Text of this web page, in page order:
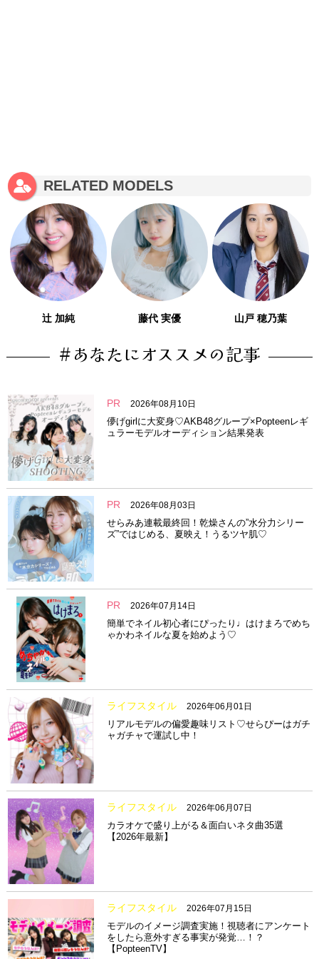
RELATED MODELS
辻 加純 藤代 実優 山戸 穂乃葉
#あなたにオススメの記事
PR 2026年08月10日
儚げgirlに大変身♡AKB48グループ×Popteenレギ
ュラーモデルオーディション結果発表
PR 2026年08月03日
せらみあ連載最終回！乾燥さんの”水分力シリー
ズ”ではじめる、夏映え！うるツヤ肌♡
PR 2026年07月14日
簡単でネイル初心者にぴったり♩はけまろでめち
ゃかわネイルな夏を始めよう♡
ライフスタイル 2026年06月01日
リアルモデルの偏愛趣味リスト♡せらぴーはガチ
ャガチャで運試し中！
ライフスタイル 2026年06月07日
カラオケで盛り上がる＆面白いネタ曲35選
【2026年最新】
ライフスタイル 2026年07月15日
モデルのイメージ調査実施！視聴者にアンケート
をしたら意外すぎる事実が発覚…！？
【PopteenTV】